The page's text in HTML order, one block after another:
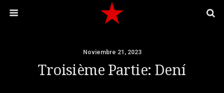
Noviembre 21, 2023
Troisième Partie: Dení